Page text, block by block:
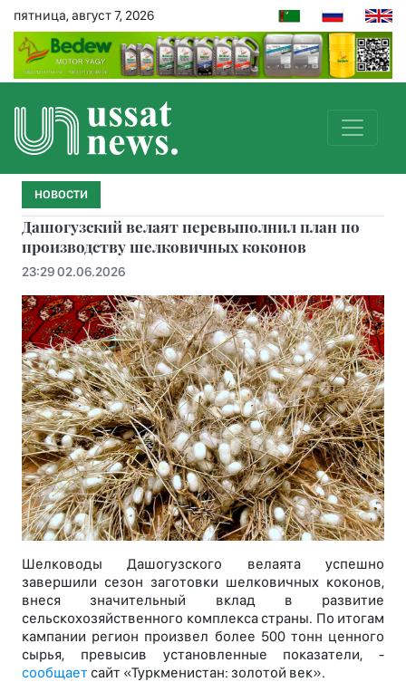
пятница, август 7, 2026
НОВОСТИ
Дашогузский велаят перевыполнил план по
производству шелковичных коконов
23:29 02.06.2026
Шелководы Дашогузского велаята успешно
завершили сезон заготовки шелковичных коконов,
внеся значительный вклад в развитие
сельскохозяйственного комплекса страны. По итогам
кампании регион произвел более 500 тонн ценного
сырья, превысив установленные показатели, -
сообщает сайт «Туркменистан: золотой век».